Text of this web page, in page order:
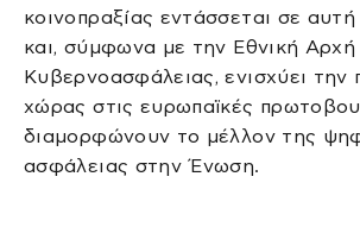
κοινοπραξίας εντάσσεται σε
και, σύμφωνα με την Εθνική Αρχή
Κυβερνοασφάλειας, ενισχύει την
χώρας στις ευρωπαϊκές
διαμορφώνουν το μέλλον της
ασφάλειας στην Ένωση.